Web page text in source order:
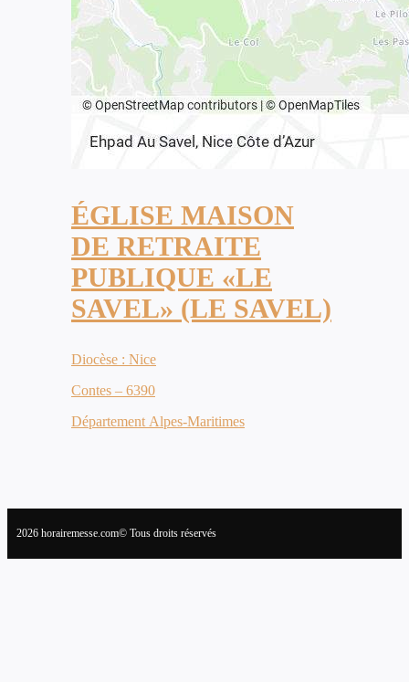
ÉGLISE MAISON
DE RETRAITE
PUBLIQUE «LE
SAVEL» (LE SAVEL)
Diocèse : Nice
Contes – 6390
Département Alpes-Maritimes
2026 horairemesse.com© Tous droits réservés